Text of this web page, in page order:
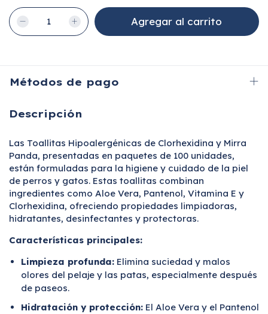
Métodos de pago
Descripción
Las Toallitas Hipoalergénicas de Clorhexidina y Mirra
Panda, presentadas en paquetes de 100 unidades,
están formuladas para la higiene y cuidado de la piel
de perros y gatos. Estas toallitas combinan
ingredientes como Aloe Vera, Pantenol, Vitamina E y
Clorhexidina, ofreciendo propiedades limpiadoras,
hidratantes, desinfectantes y protectoras.
Características principales:
Limpieza profunda: Elimina suciedad y malos
olores del pelaje y las patas, especialmente después
de paseos.
Hidratación y protección: El Aloe Vera y el Pantenol